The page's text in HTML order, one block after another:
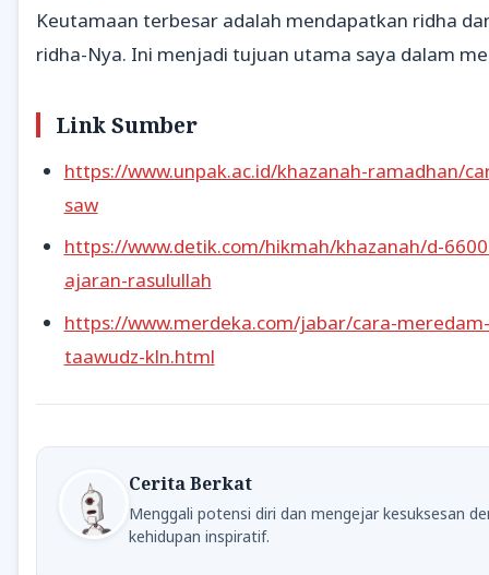
Keutamaan terbesar adalah mendapatkan ridha
ridha-Nya. Ini menjadi tujuan utama saya dalam
Link Sumber
https://www.unpak.ac.id/khazanah-ramadhan/
saw
https://www.detik.com/hikmah/khazanah/d-
ajaran-rasulullah
https://www.merdeka.com/jabar/cara-
taawudz-kln.html
Cerita Berkat
Menggali potensi diri dan mengejar kesuksesan
kehidupan inspiratif.